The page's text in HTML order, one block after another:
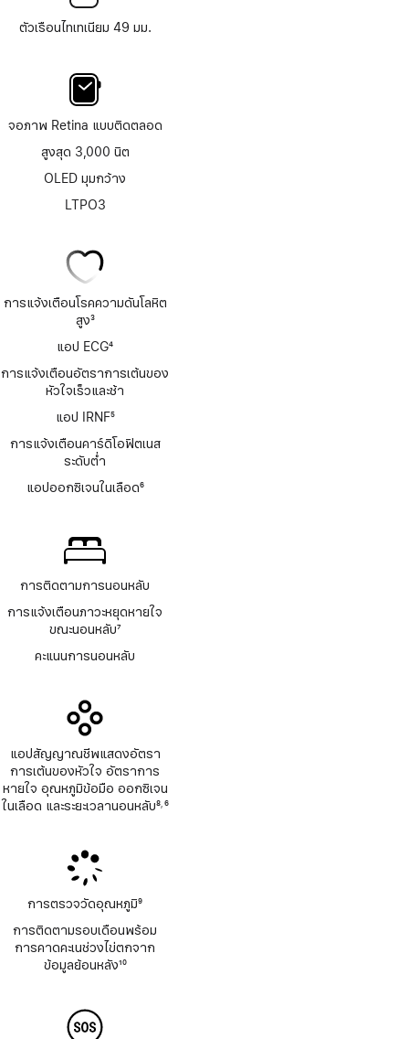
ตัวเรือนไทเทเนียม 49 มม.
จอภาพ Retina แบบติดตลอด
สูงสุด 3,000 นิต
OLED มุมกว้าง
LTPO3
การแจ้งเตือนโรคความดันโลหิต
สูง3
แอป ECG
เชิงอรรถ
4
การแจ้งเตือนอัตราการเต้นของ
หัวใจเร็วและช้า
แอป IRNF
เชิงอรรถ
5
การแจ้งเตือนคาร์ดิโอฟิตเนส
ระดับต่ำ
แอปออกซิเจนในเลือด6
การติดตามการนอนหลับ
การแจ้งเตือนภาวะหยุดหายใจ
ขณะนอนหลับ7
คะแนนการนอนหลับ
แอปสัญญาณชีพแสดงอัตรา
การเต้นของหัวใจ อัตราการ
หายใจ อุณหภูมิข้อมือ ออกซิเจน
ในเลือด และระยะเวลานอนหลับ8,6
การตรวจวัดอุณหภูมิ
เชิงอรรถ
9
การติดตามรอบเดือนพร้อม
การคาดคะเนช่วงไข่ตกจาก
ข้อมูลย้อนหลัง10